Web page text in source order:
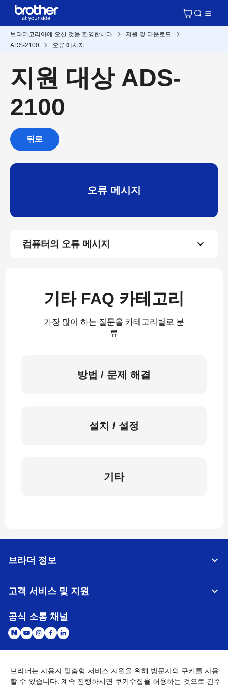
브라더코리아에 오신 것을 환영합니다
지원 및 다운로드
ADS-2100
오류 메시지
지원 대상 ADS-
2100
뒤로
오류 메시지
컴퓨터의 오류 메시지
기타 FAQ 카테고리
가장 많이 하는 질문을 카테고리별로 분
류
방법 / 문제 해결
설치 / 설정
기타
브라더 정보
고객 서비스 및 지원
공식 소통 채널
대한민국 글로벌 네트워크
브라더는 사용자 맞춤형 서비스 지원을 위해 방문자의 쿠키를 사용
할 수 있습니다. 계속 진행하시면 쿠키수집을 허용하는 것으로 간주